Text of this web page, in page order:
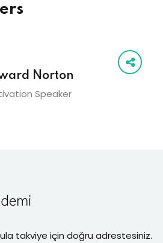
Norton
Speaker
takviye için doğru adrestesiniz.